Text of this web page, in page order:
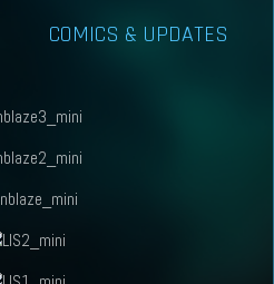
COMICS & UPDATES